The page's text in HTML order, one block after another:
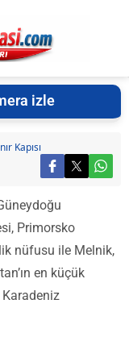
izle
Kapısı
Primorsko
nüfusu ile Melnik,
en küçük
Karadeniz